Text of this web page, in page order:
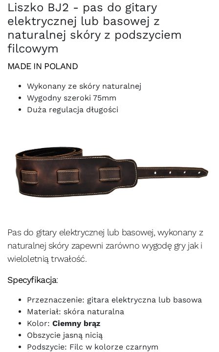
Liszko BJ2 - pas do gitary
elektrycznej lub basowej z
naturalnej skóry z podszyciem
filcowym
MADE IN POLAND
Wykonany ze skóry naturalnej
Wygodny szeroki 75mm
Duża regulacja długości
Pas do gitary elektrycznej lub basowej, wykonany z
naturalnej skóry zapewni zarówno wygodę gry jak i
wieloletnią trwałość.
Specyfikacja:
Przeznaczenie: gitara elektryczna lub basowa
Materiał: skóra naturalna
Kolor: Ciemny brąz
Obszycie jasną nicią
Podszycie: Filc w kolorze czarnym